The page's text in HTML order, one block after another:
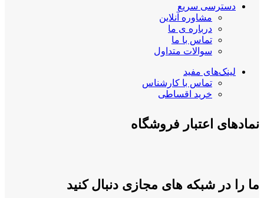
دسترسی سریع
مشاوره آنلاین
درباره ی ما
تماس با ما
سوالات متداول
لینک‌های مفید
تماس با کارشناس
خرید اقساطی
نمادهای اعتبار فروشگاه
ما را در شبکه های مجازی دنبال کنید